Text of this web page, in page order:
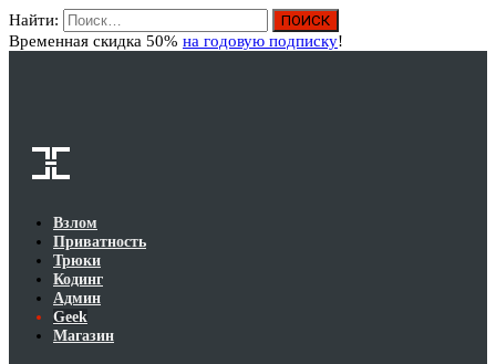
Найти:
Временная скидка 50% на годовую подписку!
Взлом
Приватность
Трюки
Кодинг
Админ
Geek
Магазин